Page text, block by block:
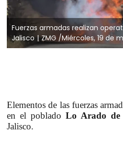
Fuerzas armadas realizan
Jalisco
ZMG /Miércoles, 19 de
Elementos de las fuerzas
en el poblado Lo Arado de
Jalisco.